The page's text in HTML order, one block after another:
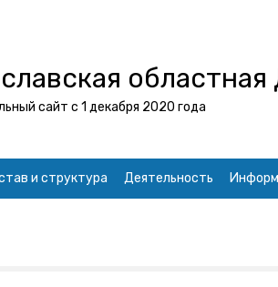
областная
сайт с 1 декабря 2020 года
и структура Деятельность